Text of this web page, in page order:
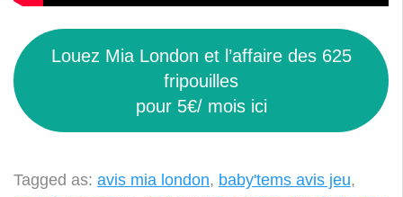
Louez Mia London et l’affaire des 625
fripouilles
pour 5€/ mois ici
Tagged as: avis mia london, baby'tems avis jeu,